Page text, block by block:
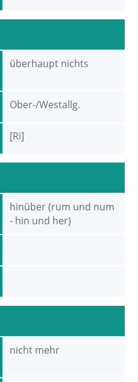
überhaupt nichts
Ober-/Westallg.
[Ri]
hinüber (rum und num
- hin und her)
nicht mehr